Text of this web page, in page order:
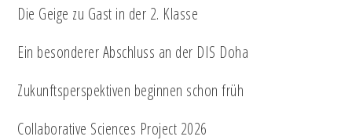
Die Geige zu Gast in der 2. Klasse
Ein besonderer Abschluss an der DIS Doha
Zukunftsperspektiven beginnen schon früh
Collaborative Sciences Project 2026